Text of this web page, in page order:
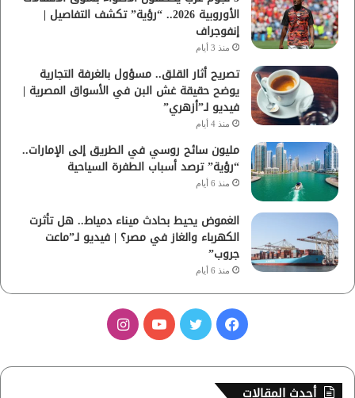
الأوروبية 2026.. “رؤية” تكشف التفاصيل |
إنفوجراف
منذ 3 أيام
تصريح أثار القلق.. مسؤول بالغرفة التجارية
يوضح حقيقة غش البن في الأسواق المصرية |
فيديو لـ”أزهري”
منذ 4 أيام
مليون سائح روسي في الطريق إلى الإمارات..
“رؤية” ترصد أسباب الطفرة السياحية
منذ 6 أيام
الغموض يحيط بحادث ميناء دمياط.. هل تأثرت
الكهرباء والغاز في مصر؟ | فيديو لـ”ماعت
جروب”
منذ 6 أيام
س
أحدث المقالات